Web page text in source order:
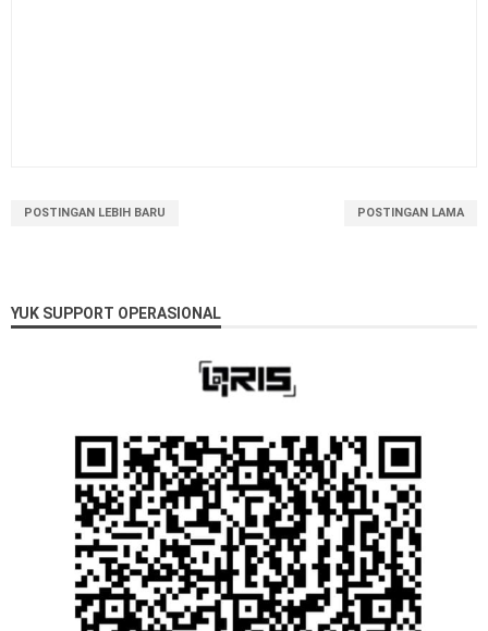
POSTINGAN LEBIH BARU POSTINGAN LAMA
YUK SUPPORT OPERASIONAL